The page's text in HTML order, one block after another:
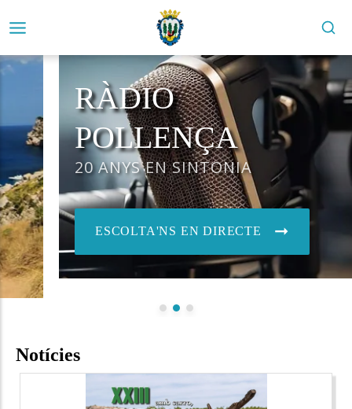
RÀDIO
POLLENÇA
20 ANYS EN SINTONIA
ESCOLTA'NS EN DIRECTE
Notícies